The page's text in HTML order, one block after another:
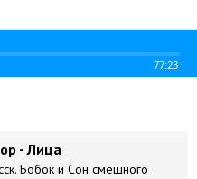
77:23
- Лица
Бобок и Сон смешного